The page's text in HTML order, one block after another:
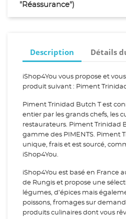
"Réassurance")
Description Détails
iShop4You vous propose et
produit suivant : Piment
Piment Trinidad Butch T est
entier par les grands chefs, les
restaurateurs. Piment Trinidad
gamme des PIMENTS. Piment
unique, frais et est sourcé,
iShop4You.
iShop4You est basé en France
de Rungis et propose une
légumes, d’épices mais
poissons, fromages sur
produits culinaires dont vous